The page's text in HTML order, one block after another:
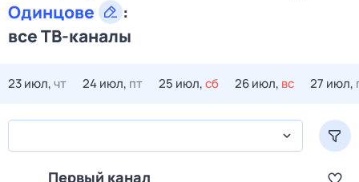
Одинцове
:
все ТВ-каналы
23 июл,чт 24 июл, пт 25 июл,сб 26 июл, вс 27 июл,
Первый канал